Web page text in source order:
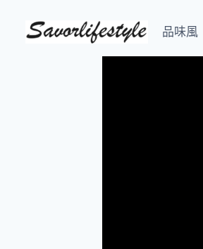
品味風